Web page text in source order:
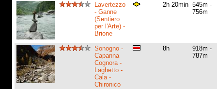
Lavertezzo
- Ganne
(Sentiero
per l'Arte) -
Brione
2h 20min 545m -
756m
Sonogno -
Capanna
Cognora -
Laghetto -
Cala -
Chironico
8h
918m -
787m